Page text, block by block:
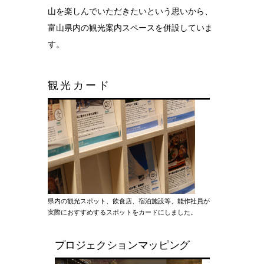
ケア
り組み
錫リサイクル
プロジェクト
採用情報
山を楽しんでいただきたいという思いから、
富山県内の観光案内スペースを併設していま
す。
観光カード
県内の観光スポット、飲食店、宿泊施設等、能作社員が
実際におすすめするスポットをカードにしました。
プロジェクションマッピング